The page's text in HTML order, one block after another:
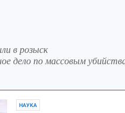
в розыск
дело по массовым
НАУКА